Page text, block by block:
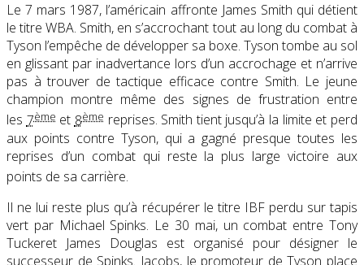
Le 7 mars 1987, l’américain affronte James Smith qui détient
le titre WBA. Smith, en s’accrochant tout au long du combat à
Tyson l’empêche de développer sa boxe. Tyson tombe au sol
en glissant par inadvertance lors d’un accrochage et n’arrive
pas à trouver de tactique efficace contre Smith. Le jeune
champion montre même des signes de frustration entre
les 7ème et 8ème reprises. Smith tient jusqu’à la limite et perd
aux points contre Tyson, qui a gagné presque toutes les
reprises d’un combat qui reste la plus large victoire aux
points de sa carrière.
Il ne lui reste plus qu’à récupérer le titre IBF perdu sur tapis
vert par Michael Spinks. Le 30 mai, un combat entre Tony
Tuckeret James Douglas est organisé pour désigner le
successeur de Spinks. Jacobs, le promoteur de Tyson place